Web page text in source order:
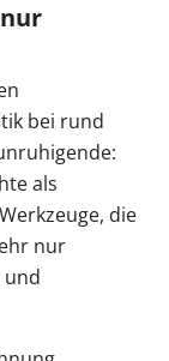
bei rund
als
die
nur
und